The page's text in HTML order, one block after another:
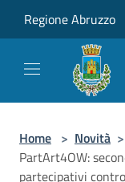
Regione Abruzzo
Home > Novità >
PartArt4OW:
partecipativi